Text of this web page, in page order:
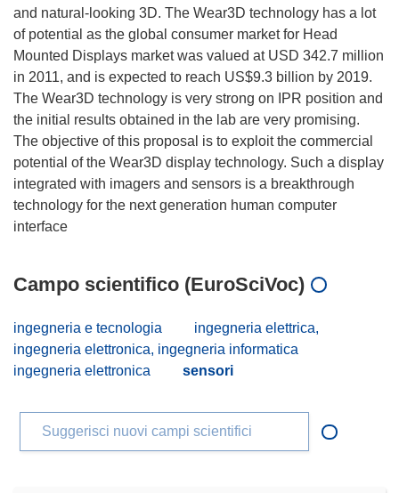
and natural-looking 3D. The Wear3D technology has a lot
of potential as the global consumer market for Head
Mounted Displays market was valued at USD 342.7 million
in 2011, and is expected to reach US$9.3 billion by 2019.
The Wear3D technology is very strong on IPR position and
the initial results obtained in the lab are very promising.
The objective of this proposal is to exploit the commercial
potential of the Wear3D display technology. Such a display
integrated with imagers and sensors is a breakthrough
technology for the next generation human computer
Campo scientifico (EuroSciVoc)
ingegneria e tecnologia
ingegneria elettrica,
ingegneria elettronica, ingegneria informatica
ingegneria elettronica
sensori
Suggerisci nuovi campi scientifici